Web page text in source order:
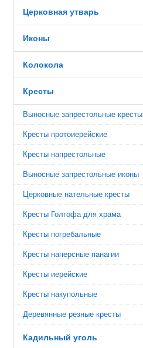
Церковная утварь
Иконы
Колокола
Кресты
Выносные запрестольные кресты
Кресты протоиерейские
Кресты напрестольные
Выносные запрестольные иконы
Церковные нательные кресты
Кресты Голгофа для храма
Кресты погребальные
Кресты наперсные панагии
Кресты иерейские
Кресты накупольные
Деревянные резные кресты
Кадильный уголь